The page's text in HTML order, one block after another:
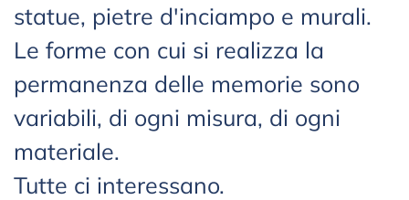
statue, pietre d'inciampo e murali.
Le forme con cui si realizza la
permanenza delle memorie sono
variabili, di ogni misura, di ogni
materiale.
Tutte ci interessano.